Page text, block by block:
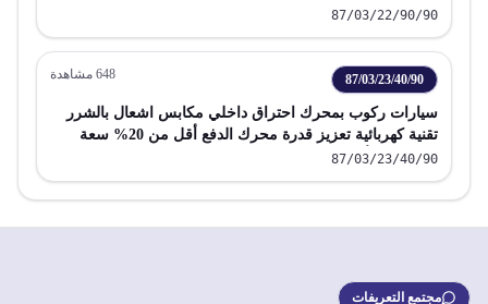
سم3
87/03/22/90/90
87/03/23/40/90
648 مشاهدة
سيارات ركوب بمحرك احتراق داخلي مكابس اشعال بالشرر
تقنية كهربائية تعزيز قدرة محرك الدفع أقل من 20% سعة
الداخلة في البند 87 02 تشمل سيارات الاستيشن و سيارات
السباق
87/03/23/40/90
مجتمع التعريفات